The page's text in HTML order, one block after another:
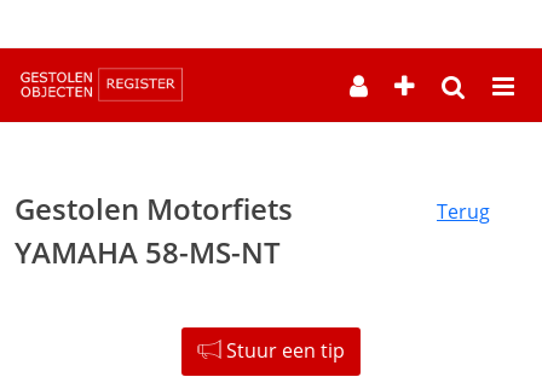
Gestolen Motorfiets
YAMAHA 58-MS-NT
Terug
Stuur een tip